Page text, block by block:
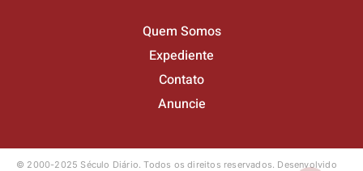
Quem Somos
Expediente
Contato
Anuncie
© 2000-2025 Século Diário.Todos os direitos reservados. Desenvolvido